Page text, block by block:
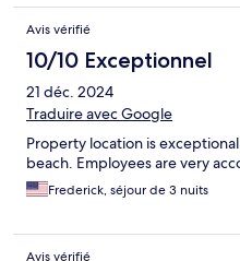
Avis vérifié
10/10 Exceptionnel
21 déc. 2024
Traduire avec Google
Property location is
beach. Employees are very
Frederick, séjour de 3 nuits
Avis vérifié